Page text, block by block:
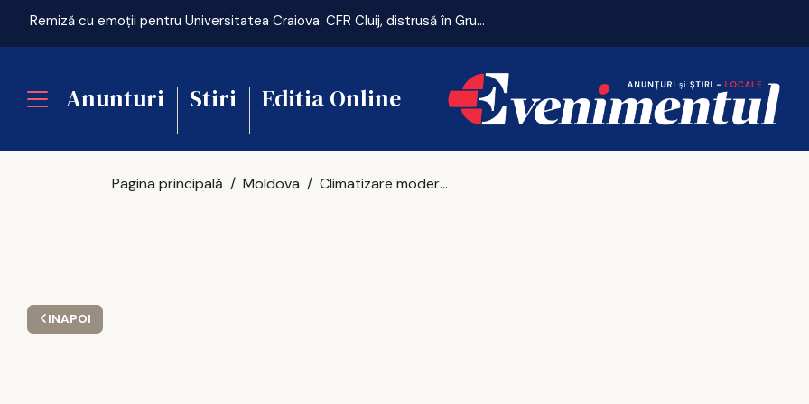
Remiză cu emoții pentru Universitatea Craiova. CFR Cluij, distrusă în Gruia!
Anunturi Stiri Editia Online
INAPOI
Pagina principală Moldova Climatizare modernizată la Palatul Culturii din Iași